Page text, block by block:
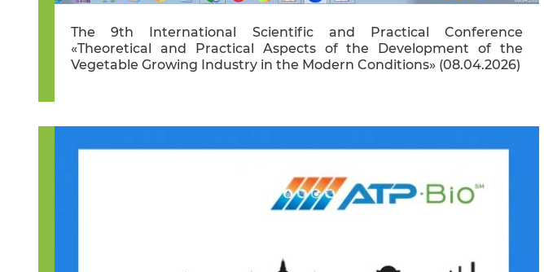
The 9th International Scientific and Practical Conference
«Theoretical and Practical Aspects of the Development of the
Vegetable Growing Industry in the Modern Conditions» (08.04.2026)